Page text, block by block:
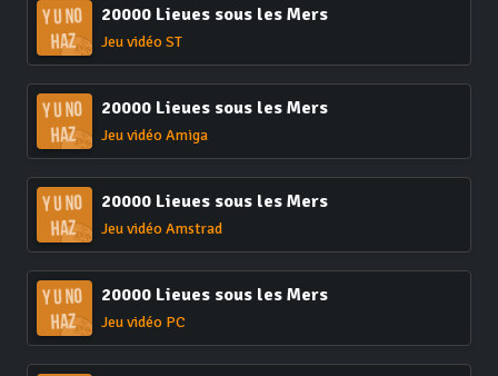
20000 Lieues sous les Mers
Jeu vidéo ST
20000 Lieues sous les Mers
Jeu vidéo Amiga
20000 Lieues sous les Mers
Jeu vidéo Amstrad
20000 Lieues sous les Mers
Jeu vidéo PC